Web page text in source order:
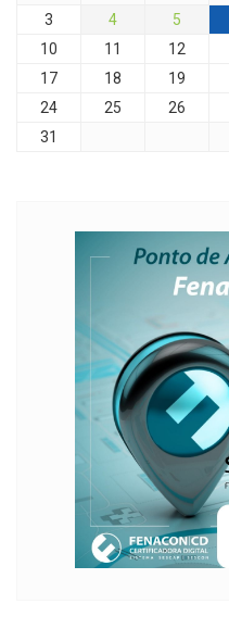
3
4 5
10
11 12
17
18 19
24
25 26
31